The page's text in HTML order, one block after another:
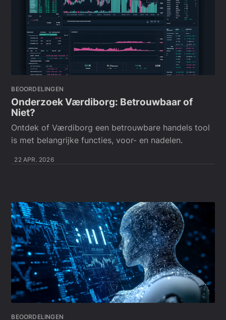
BEOORDELINGEN
Onderzoek Værdiborg: Betrouwbaar of
Niet?
Ontdek of Værdiborg een betrouwbare handels tool
is met belangrijke functies, voor- en nadelen.
22 APR. 2026
BEOORDELINGEN